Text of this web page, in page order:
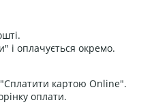
і оплачується окремо.
картою Online".
оплати.